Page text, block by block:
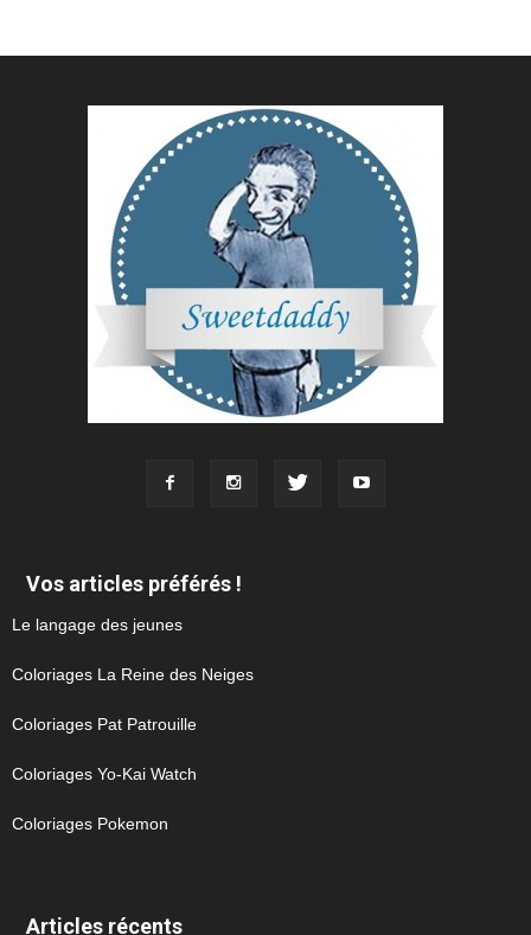
Vos articles préférés !
Le langage des jeunes
Coloriages La Reine des Neiges
Coloriages Pat Patrouille
Coloriages Yo-Kai Watch
Coloriages Pokemon
Articles récents